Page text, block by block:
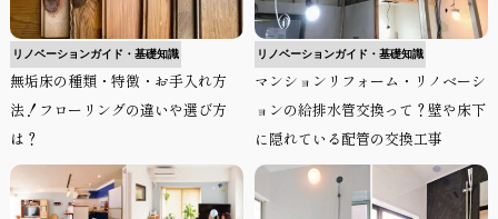
リノベーションガイド・基礎知識
無垢床の種類・特徴・お手入れ方
法！フローリングの違いや選び方
は？
リノベーションガイド・基礎知識
マンションリフォーム・リノベーシ
ョンの給排水管交換って？壁や床下
に隠れている配管の交換工事